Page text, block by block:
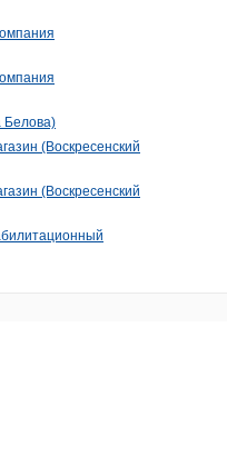
Белова)
(Воскресенский
(Воскресенский